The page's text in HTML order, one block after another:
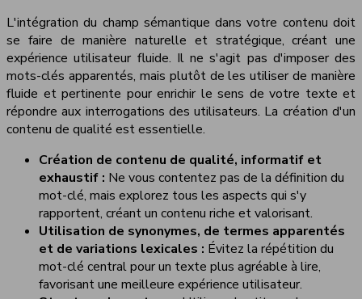
L'intégration du champ sémantique dans votre contenu doit
se faire de manière naturelle et stratégique, créant une
expérience utilisateur fluide. Il ne s'agit pas d'imposer des
mots-clés apparentés, mais plutôt de les utiliser de manière
fluide et pertinente pour enrichir le sens de votre texte et
répondre aux interrogations des utilisateurs. La création d'un
contenu de qualité est essentielle.
Création de contenu de qualité, informatif et
exhaustif : Ne vous contentez pas de la définition du
mot-clé, mais explorez tous les aspects qui s'y
rapportent, créant un contenu riche et valorisant.
Utilisation de synonymes, de termes apparentés
et de variations lexicales : Évitez la répétition du
mot-clé central pour un texte plus agréable à lire,
favorisant une meilleure expérience utilisateur.